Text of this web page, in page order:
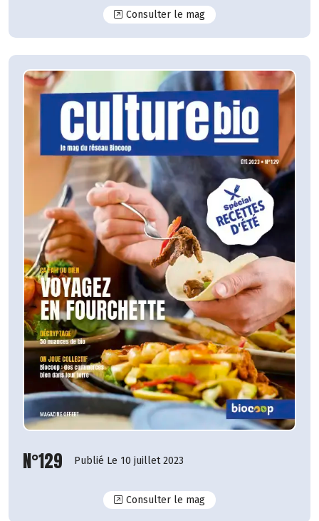
Consulter le magN°130
N°129 Publié Le 10 juillet 2023
Consulter le magN°129